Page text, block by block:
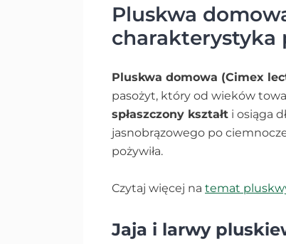
Pluskwa
charakterystyka
Pluskwa domowa (Cimex
pasożyt, który od wieków
spłaszczony kształt i osiąga
jasnobrązowego po
pożywiła.
Czytaj więcej na temat
Jaja i larwy